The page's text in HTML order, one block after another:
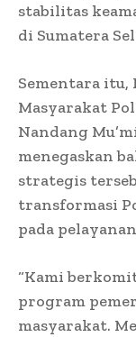
stabilitas
di Sumatera
Sementara itu,
Masyarakat
Nandang
menegaskan
strategis
transformasi
pada
“Kami
program
masyarakat.